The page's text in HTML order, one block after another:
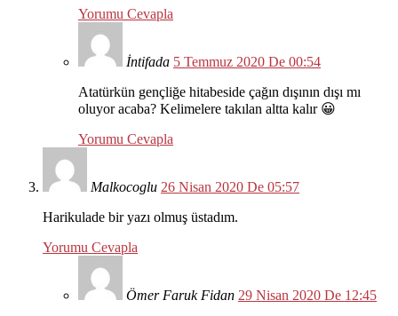
Yorumu Cevapla
İntifada 5 Temmuz 2020 De 00:54
Atatürkün gençliğe hitabeside çağın dışının dışı mı
oluyor acaba? Kelimelere takılan altta kalır 😀
Yorumu Cevapla
Malkocoglu 26 Nisan 2020 De 05:57
Harikulade bir yazı olmuş üstadım.
Yorumu Cevapla
Ömer Faruk Fidan 29 Nisan 2020 De 12:45